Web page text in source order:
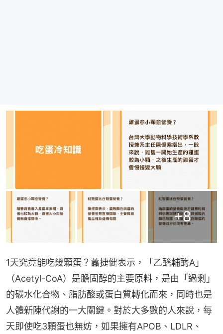
+8
1天究竟能吃幾顆蛋？蕭捷健表示，「乙醯輔酶A」
（Acetyl-CoA）是膽固醇的主要原料，是由「過剩」
的碳水化合物、脂肪酸或蛋白質轉化而來，同時也是
人體新陳代謝的一大關鍵。對於大多數的人來說，每
天即使吃3顆蛋也無妨，如果擁有APOB、LDLR、